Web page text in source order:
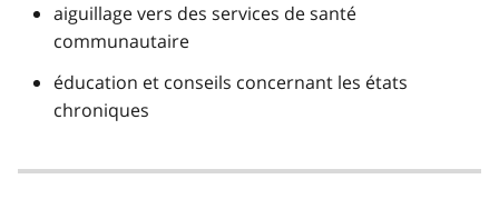
aiguillage vers des services de santé
communautaire
éducation et conseils concernant les états
chroniques